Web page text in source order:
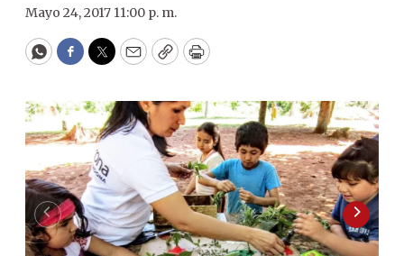
Mayo 24, 2017 11:00 p. m.
WhatsApp
Facebook
Twitter
EmailCopyPrint